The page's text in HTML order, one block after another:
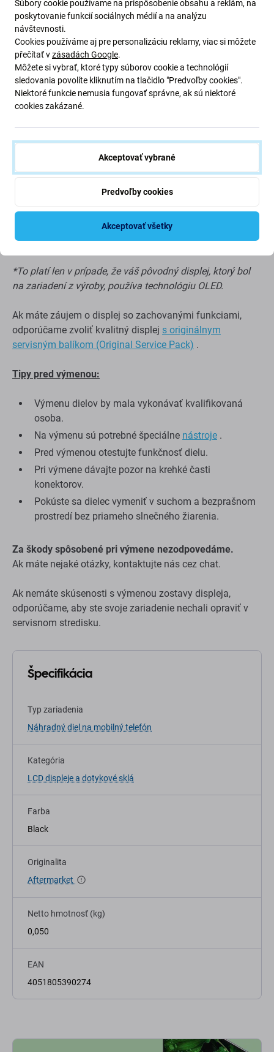
Nevýhody:
Menšia zobrazovacia plocha
Trochu vyšší spodný okraj
Nie je možné zobraziť skutočnú čiernu
Znížený jas
Nižšia spoľahlivosť
Širší rám okolo displeja
Nepodporuje Vždy na displeji*
Vyššia spotreba batérie v porovnaní s Aftermarket
PRO a originálnym displejom*
Hrubší panel displeja v porovnaní s Aftermarket PRO
a originálnym displejom*
*To platí len v prípade, že váš pôvodný displej, ktorý bol
na zariadení z výroby, používa technológiu OLED.
Ak máte záujem o displej so zachovanými funkciami,
odporúčame zvoliť kvalitný displej s originálnym
servisným balíkom (Original Service Pack) .
Tipy pred výmenou:
Výmenu dielov by mala vykonávať kvalifikovaná
osoba.
Na výmenu sú potrebné špeciálne nástroje .
Pred výmenou otestujte funkčnosť dielu.
Pri výmene dávajte pozor na krehké časti
konektorov.
Pokúste sa dielec vymeniť v suchom a bezprašnom
prostredí bez priameho slnečného žiarenia.
Za škody spôsobené pri výmene nezodpovedáme.
Ak máte nejaké otázky, kontaktujte nás cez chat.
Ak nemáte skúsenosti s výmenou zostavy displeja,
odporúčame, aby ste svoje zariadenie nechali opraviť v
servisnom stredisku.
Špecifikácia
Typ zariadenia
Náhradný diel na mobilný telefón
Kategória
LCD displeje a dotykové sklá
Farba
Black
Originalita
Aftermarket
Netto hmotnosť (kg)
0,050
EAN
4051805390274
Súbory cookie používame na prispôsobenie obsahu a reklám, na
poskytovanie funkcií sociálnych médií a na analýzu
návštevnosti.
Cookies používáme aj pre personalizáciu reklamy, viac si môžete
přečítať vzásadách Google.
Môžete si vybrať, ktoré typy súborov cookie a technológií
sledovania povolíte kliknutím na tlačidlo "Predvoľby cookies".
Niektoré funkcie nemusia fungovať správne, ak sú niektoré
cookies zakázané.
Akceptovať vybrané
Predvoľby cookies
Akceptovať všetky